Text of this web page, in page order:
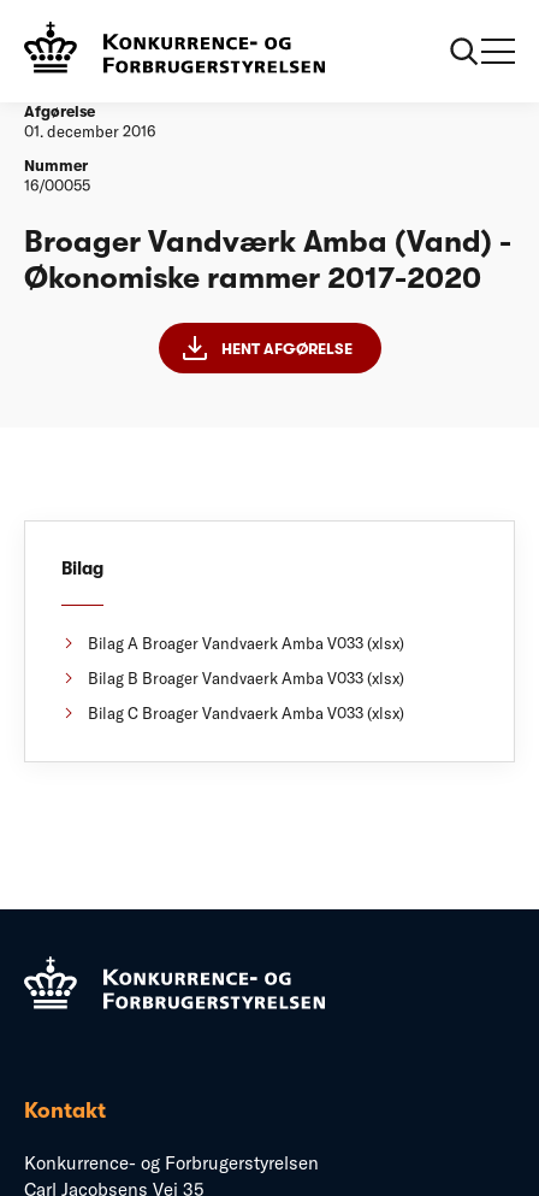
Vandtilsyn
rammer 20172020
Afgørelse
01. december 2016
Nummer
16/00055
Broager Vandværk Amba (Vand) -
Økonomiske rammer 2017-2020
HENT AFGØRELSE
Bilag
Bilag A Broager Vandvaerk Amba V033 (xlsx)
Bilag B Broager Vandvaerk Amba V033 (xlsx)
Bilag C Broager Vandvaerk Amba V033 (xlsx)
Kontakt
Konkurrence- og Forbrugerstyrelsen
Carl Jacobsens Vej 35